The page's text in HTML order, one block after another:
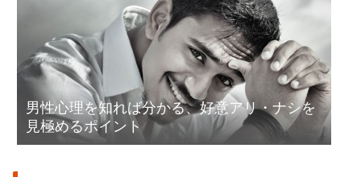
男性心理を知れば分かる、好意アリ・ナシを
見極めるポイント